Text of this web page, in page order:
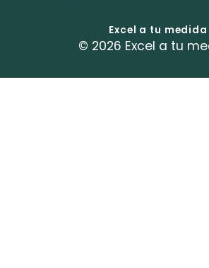
Excel a tu medida
© 2026 Excel a tu